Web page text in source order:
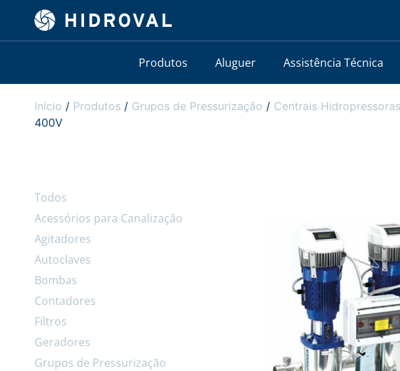
Produtos Aluguer Assistência Técnica
Início / Produtos / Grupos de Pressurização / Centrais
400V
Todos
Acessórios para Canalização
Agitadores
Autoclaves
Bombas
Contadores
Filtros
Geradores
Grupos de Pressurização